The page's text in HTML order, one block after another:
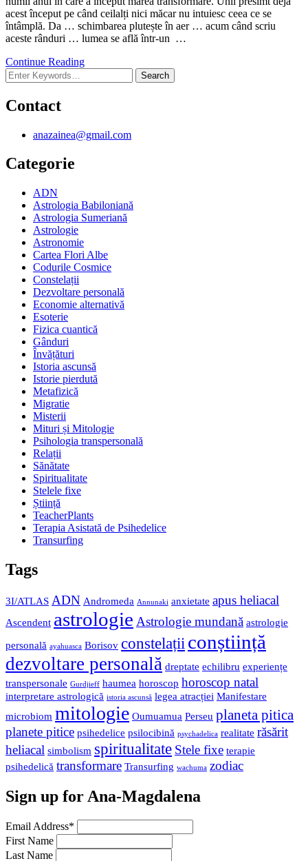
acest început pe când ceilalți nici măcar nu intuiesc ceea ce se
întâmplă. Da … schimbarea plutește în aer … acum când scriu
aceste rânduri … lumea se află într-un …
Continue Reading
Looking
for
Something?
Contact
anazainea@gmail.com
Categorie
ADN
Astrologia Babiloniană
Astrologia Sumeriană
Astrologie
Astronomie
Cartea Flori Albe
Codurile Cosmice
Constelații
Dezvoltare personală
Economie alternativă
Esoterie
Fizica cuantică
Gânduri
Învățături
Istoria ascunsă
Istorie pierdută
Metafizică
Migratie
Misterii
Mituri și Mitologie
Psihologia transpersonală
Relații
Sănătate
Spiritualitate
Stelele fixe
Știință
TeacherPlants
Terapia Asistată de Psihedelice
Transurfing
Tags
3I/ATLAS ADN Andromeda Annunaki anxietate apus heliacal
Ascendent astrologie Astrologie mundană astrologie
personală ayahuasca Borisov constelații conștiință
dezvoltare personală dreptate echilibru experiențe
transpersonale Gurdjieff haumea horoscop horoscop natal
interpretare astrologică istoria ascunsă legea atracției Manifestare
microbiom mitologie Oumuamua Perseu planeta pitica
planete pitice psihedelice psilocibină psychadelica realitate răsărit
heliacal simbolism spiritualitate Stele fixe terapie
psihedelică transformare Transurfing wachuma zodiac
Sign up for Ana-Magdalena
Email Address*
First Name
Last Name